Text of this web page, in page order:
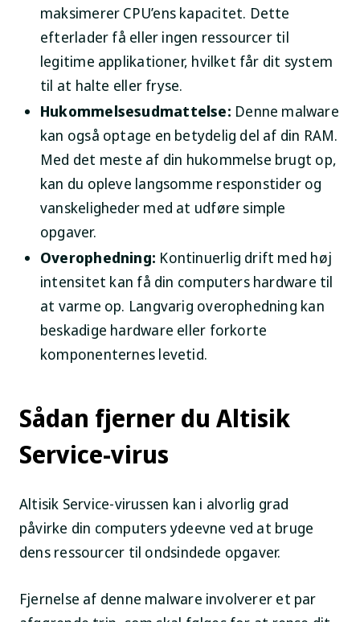
maksimerer CPU’ens kapacitet. Dette
efterlader få eller ingen ressourcer til
legitime applikationer, hvilket får dit system
til at halte eller fryse.
Hukommelsesudmattelse: Denne malware
kan også optage en betydelig del af din RAM.
Med det meste af din hukommelse brugt op,
kan du opleve langsomme responstider og
vanskeligheder med at udføre simple
opgaver.
Overophedning: Kontinuerlig drift med høj
intensitet kan få din computers hardware til
at varme op. Langvarig overophedning kan
beskadige hardware eller forkorte
komponenternes levetid.
Sådan fjerner du Altisik
Service-virus
Altisik Service-virussen kan i alvorlig grad
påvirke din computers ydeevne ved at bruge
dens ressourcer til ondsindede opgaver.
Fjernelse af denne malware involverer et par